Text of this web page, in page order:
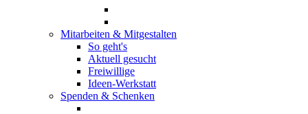
Mitarbeiten & Mitgestalten
So geht's
Aktuell gesucht
Freiwillige
Ideen-Werkstatt
Spenden & Schenken